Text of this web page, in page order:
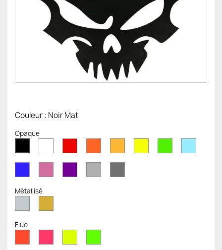
Couleur : Noir Mat
Opaque
Mat
Mat
Mat
Mat
Mate
OpaqueMat
Opaque
Mat
Mat
Mat
Clair
Foncé
Métallisé
MétalliséMétallique
Fluo
Fluo
Fluo
Fluo
Fluo